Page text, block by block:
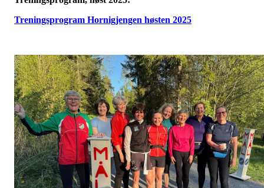
Treningsprogram Hornigjengen høsten 2025